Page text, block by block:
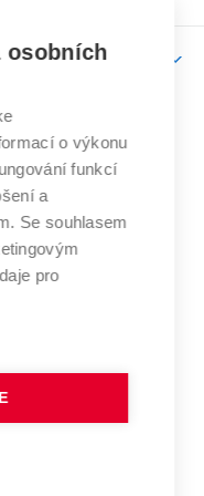
učení
technické
Brně
osobních
o výkonu
funkcí
a
Se souhlasem
pro